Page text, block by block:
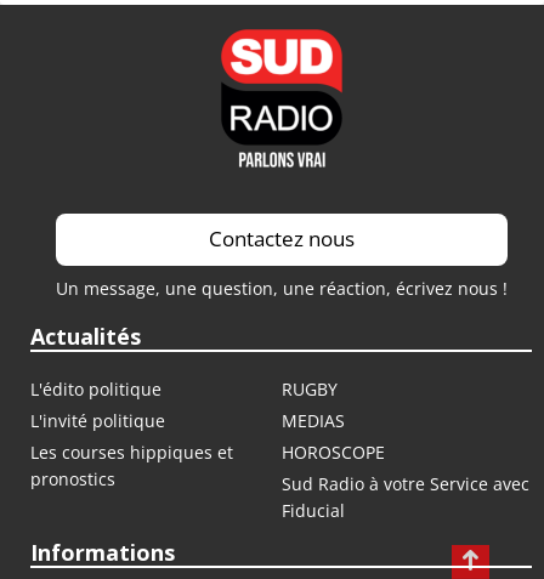
Contactez nous
Un message, une question, une réaction, écrivez nous !
Actualités
L'édito politique
RUGBY
L'invité politique
MEDIAS
Les courses hippiques et
pronostics
HOROSCOPE
Sud Radio à votre Service avec
Fiducial
Informations